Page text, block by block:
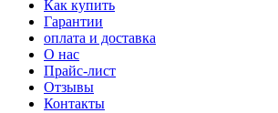
Как купить
Гарантии
оплата и доставка
О нас
Прайс-лист
Отзывы
Контакты